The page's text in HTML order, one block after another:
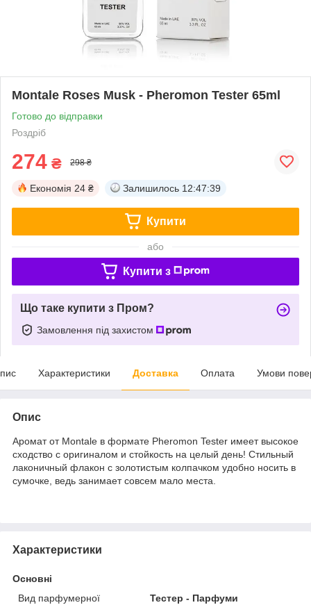
Montale Roses Musk - Pheromon Tester 65ml
Готово до відправки
Роздріб
274 ₴ 298 ₴
Економія 24 ₴ Залишилось 12:47:38
Купити
або
Купити з
Що таке купити з Пром?
Замовлення під захистом
Характеристики Доставка Оплата Умови
Опис
Аромат от Montale в формате Pheromon Tester имеет высокое
сходство с оригиналом и стойкость на целый день! Стильный
лаконичный флакон с золотистым колпачком удобно носить в
сумочке, ведь занимает совсем мало места.
Характеристики
Основні
Вид парфумерної
Тестер - Парфуми